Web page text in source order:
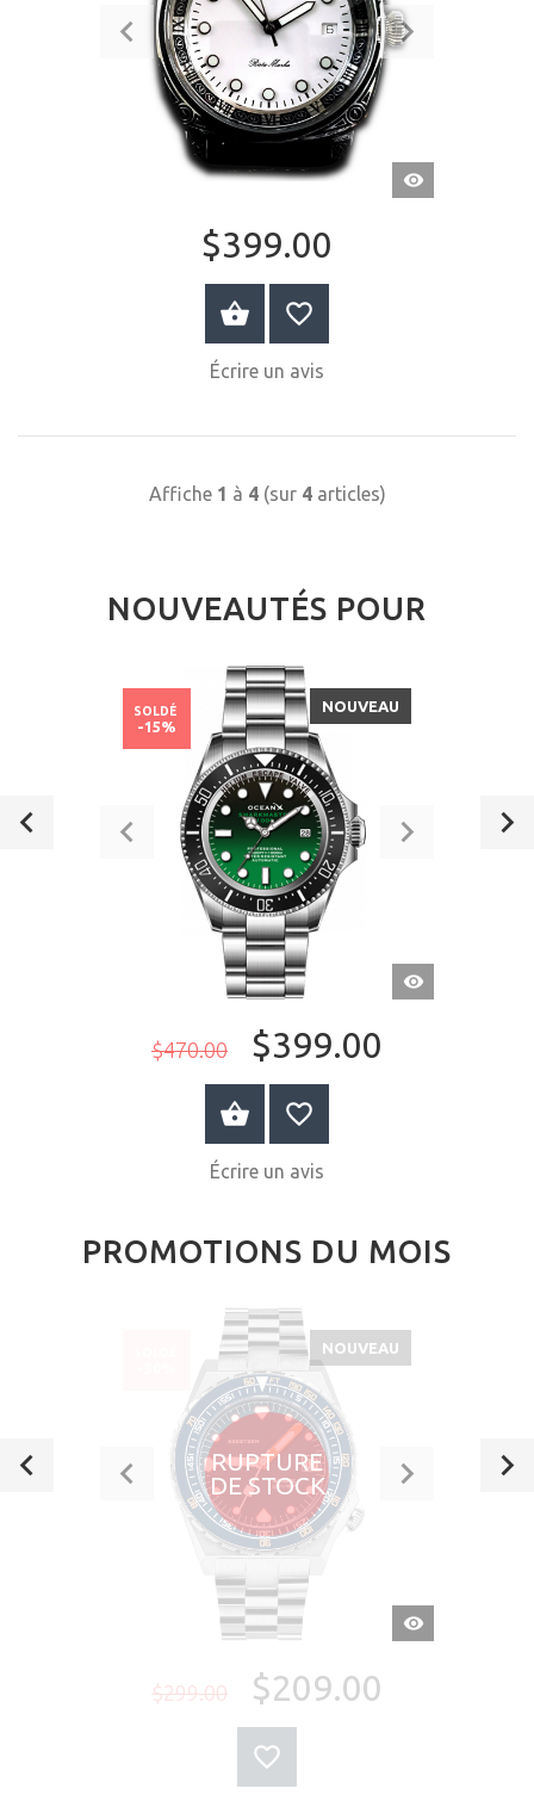
APERÇU
RAPIDE
$399.00
ACHETER MAINTENANT
Écrire un avis
Affiche 1 à 4(sur 4articles)
NOUVEAUTÉS POUR
APERÇU
RAPIDE
NOUVEAU
$470.00 $399.00
SOLDÉ
-15%
AU PANIER
Écrire un avis
PROMOTIONS DU MOIS
RUPTURE
DE STOCK
APERÇU
RAPIDE
NOUVEAU
$299.00 $209.00